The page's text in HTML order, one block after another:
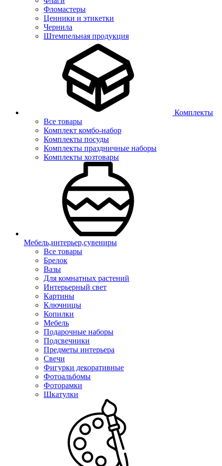
Фломастеры
Ценники и этикетки
Чернила
Штемпельная продукция
Комплекты
Все товары
Комплект комбо-набор
Комплекты посуды
Комплекты праздничные наборы
Комплекты хозтовары
Мебель,интерьер,сувениры
Все товары
Брелок
Вазы
Для комнатных растений
Интерьерный свет
Картины
Ключницы
Копилки
Мебель
Подарочные наборы
Подсвечники
Предметы интерьера
Свечи
Фигурки декоративные
Фотоальбомы
Фоторамки
Шкатулки